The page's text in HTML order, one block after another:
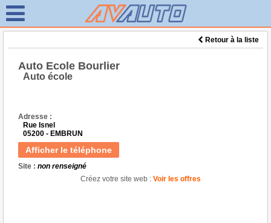
Retour à la liste
Auto Ecole Bourlier
Auto école
Adresse :
Rue Isnel
05200 - EMBRUN
Afficher le téléphone
Site : non renseigné
Créez votre site web : Voir les offres